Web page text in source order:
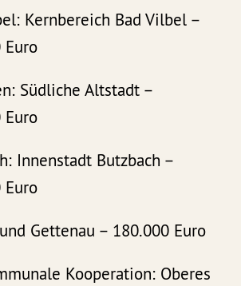
Kernbereich Bad Vilbel –
Euro
Südliche Altstadt –
Euro
Innenstadt Butzbach –
Euro
Gettenau – 180.000 Euro
Kooperation: Oberes